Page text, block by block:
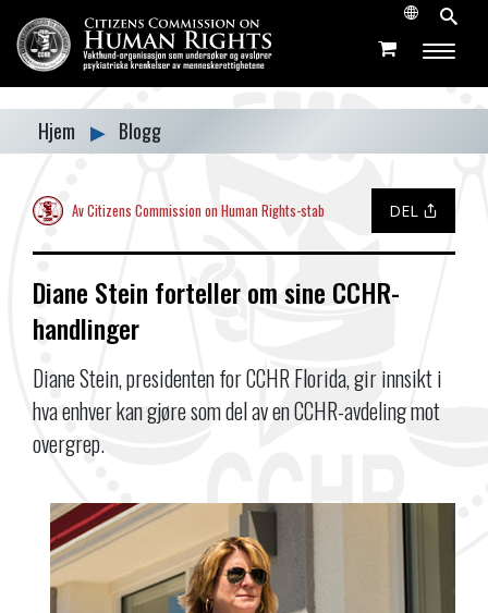
Hjem ▶ Blogg
Av Citizens Commission on Human Rights-stab DEL
Diane Stein forteller om sine CCHR-
handlinger
Diane Stein, presidenten for CCHR Florida, gir innsikt i
hva enhver kan gjøre som del av en CCHR-avdeling mot
overgrep.